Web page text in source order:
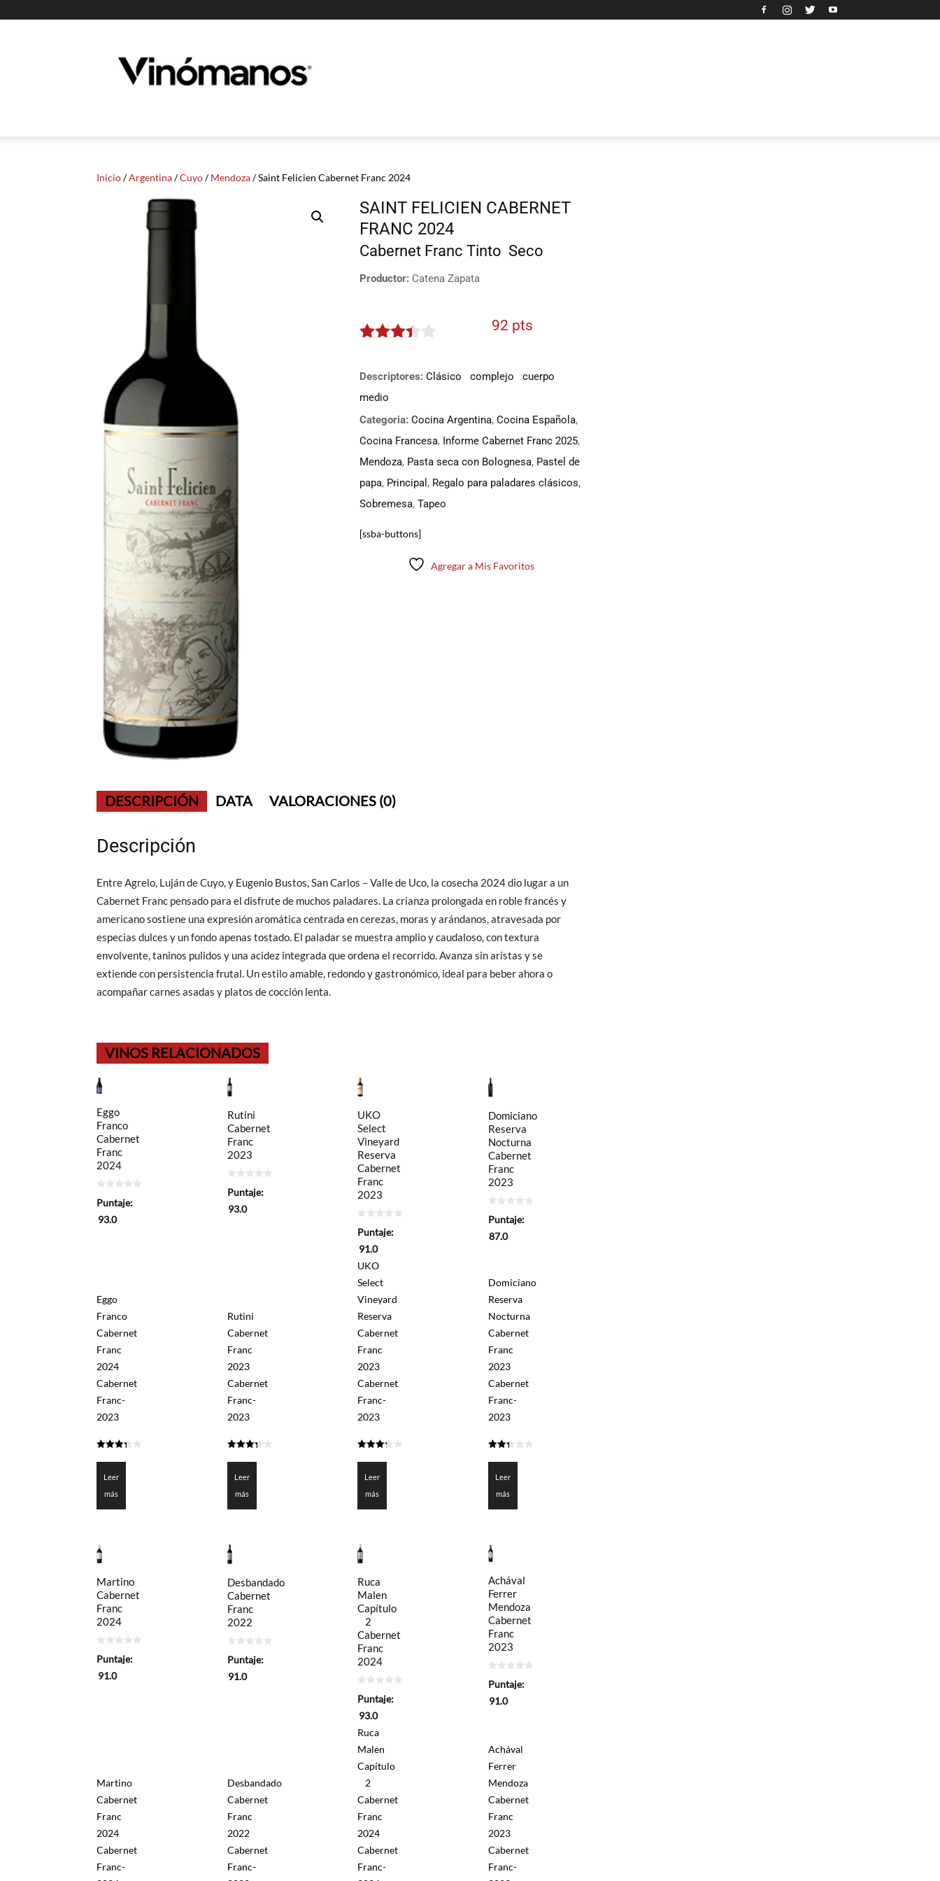
Vinomanos
Inicio/Argentina/Cuyo/Mendoza/ Saint Felicien Cabernet Franc 2024
SAINT FELICIEN CABERNET
FRANC 2024
Cabernet Franc Tinto Seco
Productor: Catena Zapata
92 pts
Descriptores: Clásico complejo
cuerpo
medio
Categoria: Cocina Argentina, Cocina Española,
Cocina Francesa, Informe Cabernet Franc 2025,
Mendoza, Pasta seca con Bolognesa, Pastel de
papa, Principal , Regalo para paladares clásicos,
Sobremesa, Tapeo
[ssba-buttons]
Agregar a Mis Favoritos
DESCRIPCIÓN DATA VALORACIONES (0)
Descripción
Entre Agrelo, Luján de Cuyo, y Eugenio Bustos, San Carlos – Valle de Uco, la cosecha 2024 dio lugar a un
Cabernet Franc pensado para el disfrute de muchos paladares. La crianza prolongada en roble francés y
americano sostiene una expresión aromática centrada en cerezas, moras y arándanos, atravesada por
especias dulces y un fondo apenas tostado. El paladar se muestra amplio y caudaloso, con textura
envolvente, taninos pulidos y una acidez integrada que ordena el recorrido. Avanza sin aristas y se
extiende con persistencia frutal. Un estilo amable, redondo y gastronómico, ideal para beber ahora o
acompañar carnes asadas y platos de cocción lenta.
VINOS RELACIONADOS
Eggo
Franco
Cabernet
Franc
2024
de
Puntaje:
93.0
Eggo
Franco
Cabernet
Franc
2024
Cabernet
Franc-
2023
de 5
Leer
más
Rutini
Cabernet
Franc
2023
de
Puntaje:
93.0
Rutini
Cabernet
Franc
2023
Cabernet
Franc-
2023
de 5
Leer
más
UKO
Select
Vineyard
Reserva
Cabernet
Franc
2023
de
Puntaje:
91.0
UKO
Select
Vineyard
Reserva
Cabernet
Franc
2023
Cabernet
Franc-
2023
de 5
Leer
más
Domiciano
Reserva
Nocturna
Cabernet
Franc
2023
de
Puntaje:
87.0
Domiciano
Reserva
Nocturna
Cabernet
Franc
2023
Cabernet
Franc-
2023
de 5
Leer
más
Martino
Cabernet
Franc
2024
de
Puntaje:
91.0
Martino
Cabernet
Franc
2024
Cabernet
Franc-
Desbandado
Cabernet
Franc
2022
de
Puntaje:
91.0
Desbandado
Cabernet
Franc
2022
Cabernet
Franc-
Ruca
Malen
Capítulo
2
Cabernet
Franc
2024
de
Puntaje:
93.0
Ruca
Malen
Capítulo
2
Cabernet
Franc
2024
Cabernet
Franc-
Achával
Ferrer
Mendoza
Cabernet
Franc
2023
de
Puntaje:
91.0
Achával
Ferrer
Mendoza
Cabernet
Franc
2023
Cabernet
Franc-